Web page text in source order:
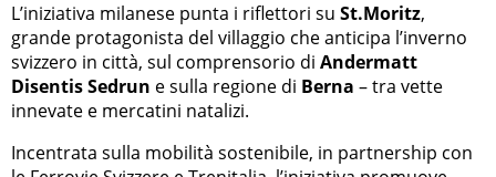
L’iniziativa milanese punta i riflettori su St.Moritz,
grande protagonista del villaggio che anticipa l’inverno
svizzero in città, sul comprensorio di Andermatt
Disentis Sedrun e sulla regione di Berna – tra vette
innevate e mercatini natalizi.
Incentrata sulla mobilità sostenibile, in partnership con